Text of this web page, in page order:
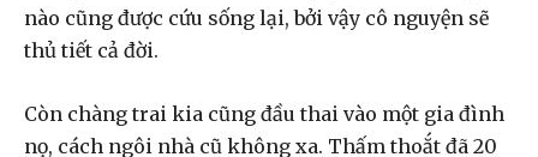
nào cũng được cứu sống lại, bởi vậy cô nguyện sẽ
thủ tiết cả đời.
Còn chàng trai kia cũng đầu thai vào một gia đình
nọ, cách ngôi nhà cũ không xa. Thấm thoắt đã 20